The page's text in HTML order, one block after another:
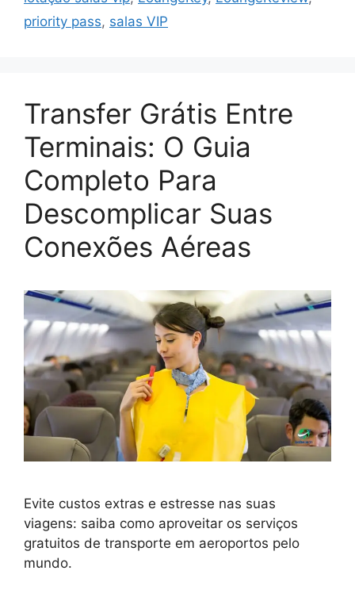
priority pass, salas VIP
Transfer Grátis Entre
Terminais: O Guia
Completo Para
Descomplicar Suas
Conexões Aéreas
Evite custos extras e estresse nas suas
viagens: saiba como aproveitar os serviços
gratuitos de transporte em aeroportos pelo
mundo.